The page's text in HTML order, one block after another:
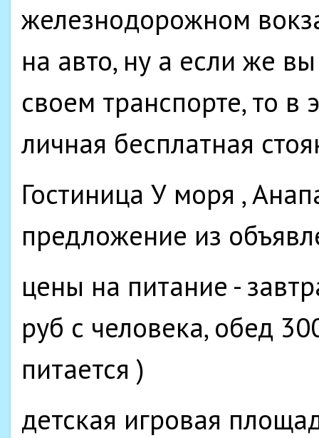
железнодорожном
на авто, ну а если же
своем транспорте, то в
личная бесплатная
Гостиница У моря ,
предложение из
цены на питание -
руб с человека, обед
питается )
детская игровая